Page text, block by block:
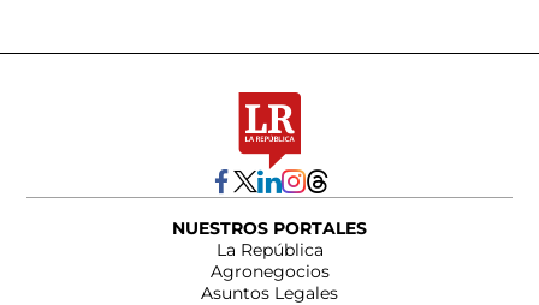
NUESTROS PORTALES
La República
Agronegocios
Asuntos Legales